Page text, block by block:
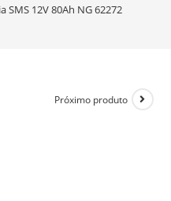
12V 80Ah NG 62272
Próximo produto